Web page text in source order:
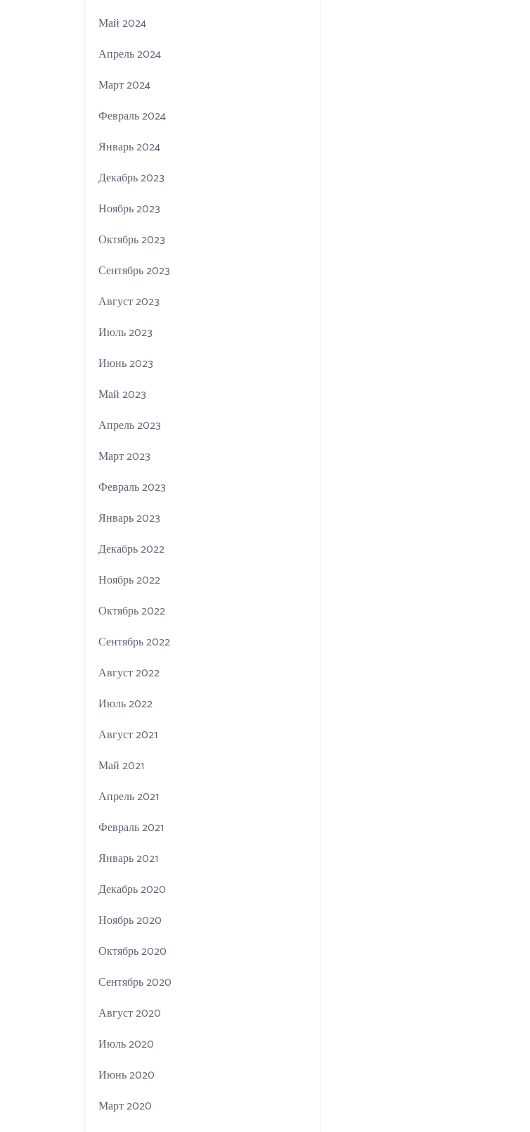
Май 2024
Апрель 2024
Март 2024
Февраль 2024
Январь 2024
Декабрь 2023
Ноябрь 2023
Октябрь 2023
Сентябрь 2023
Август 2023
Июль 2023
Июнь 2023
Май 2023
Апрель 2023
Март 2023
Февраль 2023
Январь 2023
Декабрь 2022
Ноябрь 2022
Октябрь 2022
Сентябрь 2022
Август 2022
Июль 2022
Август 2021
Май 2021
Апрель 2021
Февраль 2021
Январь 2021
Декабрь 2020
Ноябрь 2020
Октябрь 2020
Сентябрь 2020
Август 2020
Июль 2020
Июнь 2020
Март 2020